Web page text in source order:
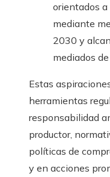
orientados
mediante
2030 y
mediados
Estas
herramientas
responsabilidad
productor,
políticas de
y en acciones